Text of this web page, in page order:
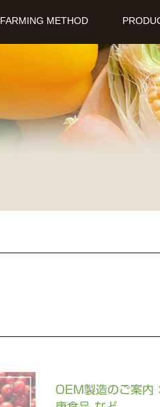
FARMING METHOD
OEM製造のご案内